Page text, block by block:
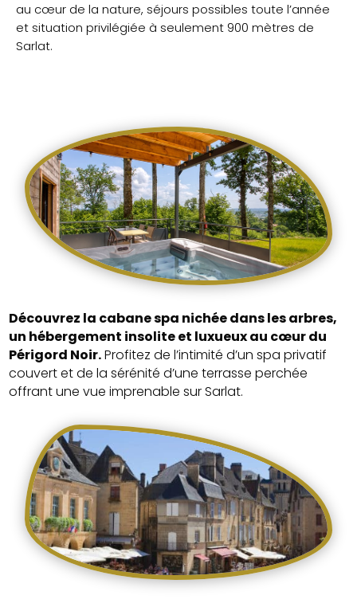
au cœur de la nature, séjours possibles toute l’année
et situation privilégiée à seulement 900 mètres de
Sarlat.
Découvrez la cabane spa nichée dans les arbres,
un hébergement insolite et luxueux au cœur du
Périgord Noir.Profitez de l’intimité d’un spa privatif
couvert et de la sérénité d’une terrasse perchée
offrant une vue imprenable sur Sarlat.